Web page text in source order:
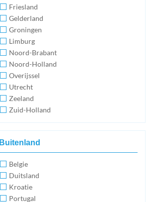
Friesland
Gelderland
Groningen
Limburg
Noord-Brabant
Noord-Holland
Overijssel
Utrecht
Zeeland
Zuid-Holland
Buitenland
Belgie
Duitsland
Kroatie
Portugal